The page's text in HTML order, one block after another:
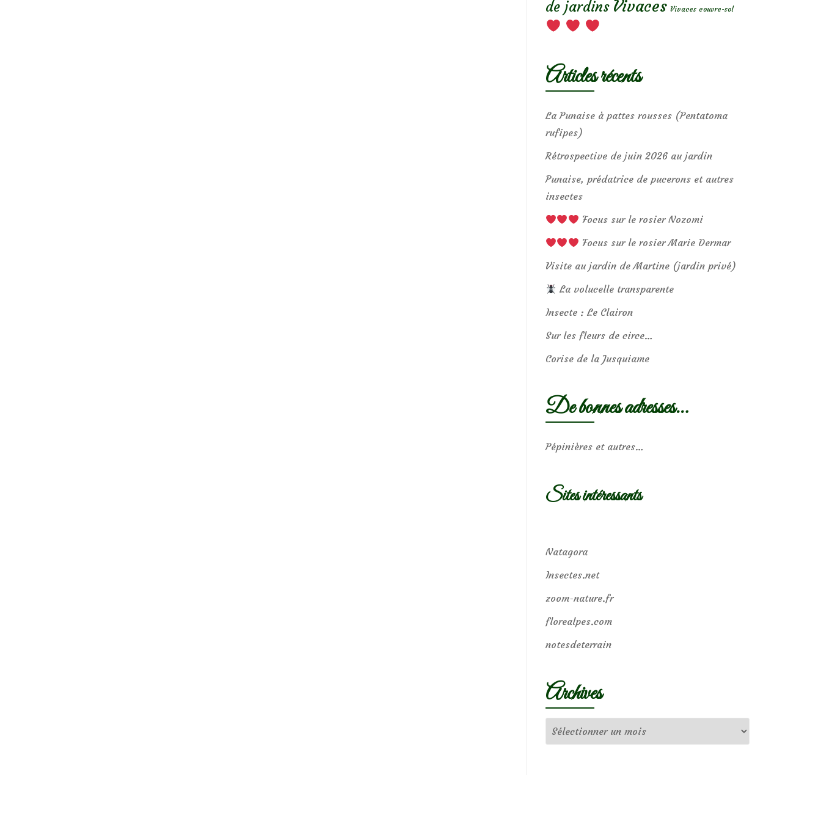
de jardins Vivaces Vivaces couvre-sol
Articles récents
La Punaise à pattes rousses (Pentatoma
rufipes)
Rétrospective de juin 2026 au jardin
Punaise, prédatrice de pucerons et autres
insectes
Focus sur le rosier Nozomi
Focus sur le rosier Marie Dermar
Visite au jardin de Martine (jardin privé)
La volucelle transparente
Insecte : Le Clairon
Sur les fleurs de circe…
Corise de la Jusquiame
De bonnes adresses…
Pépinières et autres…
Sites intéressants
Natagora
Insectes.net
zoom-nature.fr
florealpes.com
notesdeterrain
Archives
Archives